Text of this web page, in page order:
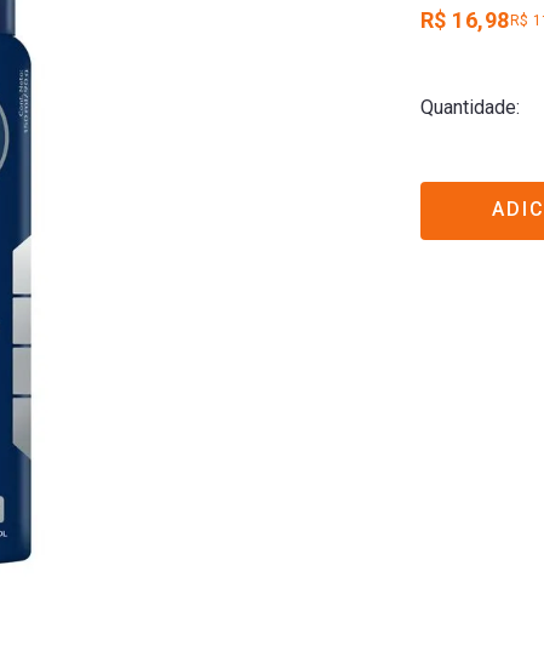
R$ 16,98R$
Quantidade